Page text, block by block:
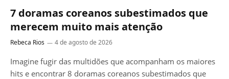
7 doramas coreanos subestimados que
merecem muito mais atenção
Rebeca Rios 4 de agosto de 2026
Imagine fugir das multidões que acompanham os maiores
hits e encontrar 8 doramas coreanos subestimados que